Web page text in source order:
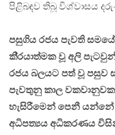
පිළිබඳව තිබූ විශ්වාසය
පසුගිය රජය පැවති සමයේ
කි‍්‍රයාත්මක වූ අලි
රජය බලයට පත් වූ පසුව
පැවතුනු කාල
හැසිරීමෙන් පෙනී
අධිපත්‍යය අධිකරණය